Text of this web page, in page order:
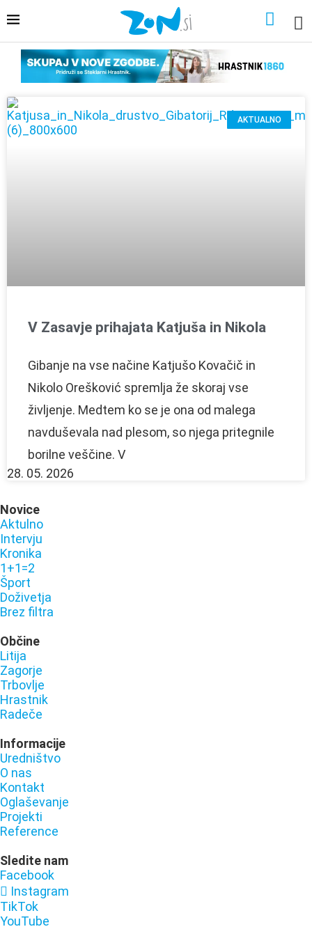
AKTUALNO
V Zasavje prihajata Katjuša in Nikola
Gibanje na vse načine Katjušo Kovačič in
Nikolo Orešković spremlja že skoraj vse
življenje. Medtem ko se je ona od malega
navduševala nad plesom, so njega pritegnile
borilne veščine. V
28. 05. 2026
Novice
Aktulno
Intervju
Kronika
1+1=2
Šport
Doživetja
Brez filtra
Občine
Litija
Zagorje
Trbovlje
Hrastnik
Radeče
Informacije
Uredništvo
O nas
Kontakt
Oglaševanje
Projekti
Reference
Sledite nam
Facebook
Instagram
TikTok
YouTube